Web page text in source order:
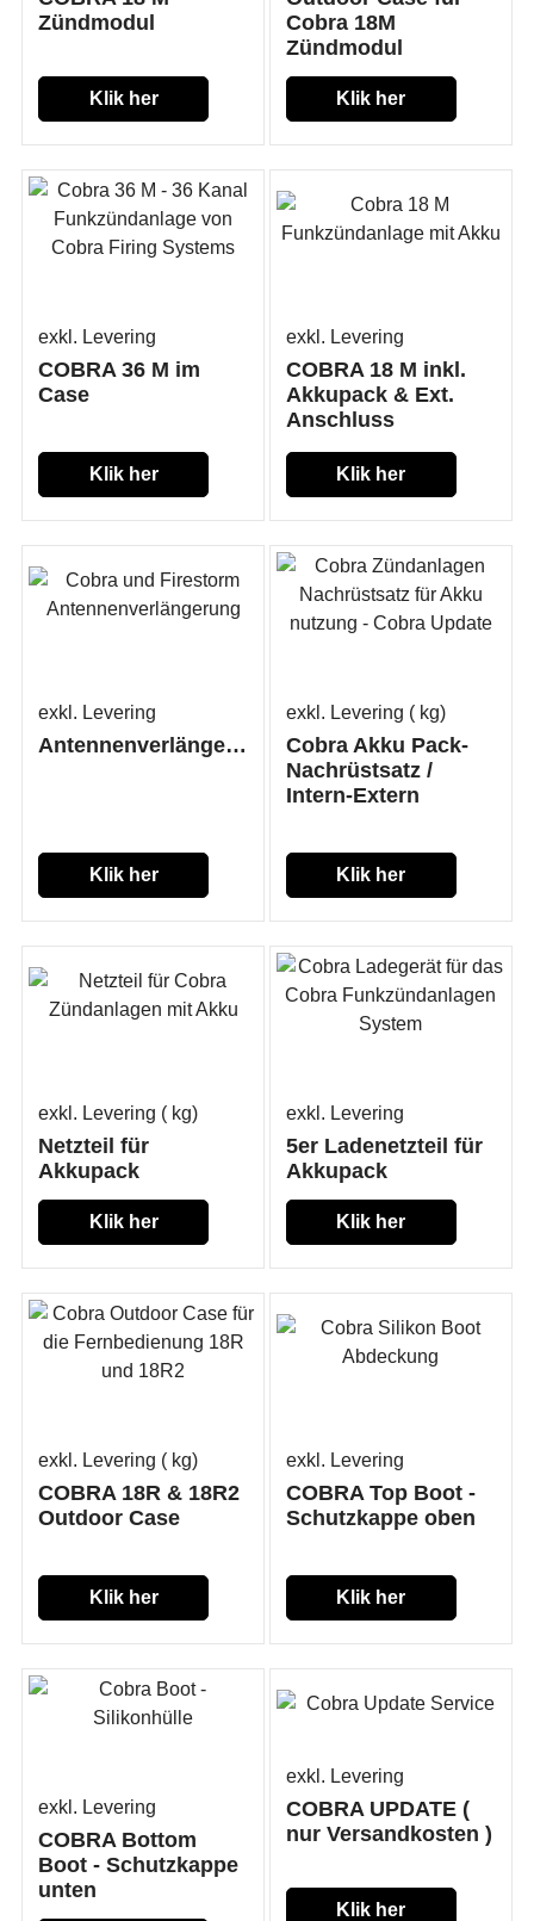
Zündmodul
Klik her
Cobra 18M
Zündmodul
Klik her
exkl. Levering
COBRA 36 M im
Case
Klik her
exkl. Levering
COBRA 18 M inkl.
Akkupack & Ext.
Anschluss
Klik her
exkl. Levering
Antennenverlängerung
Klik her
exkl. Levering kg
Cobra Akku Pack-
Nachrüstsatz /
Intern-Extern
Klik her
exkl. Levering kg
Netzteil für
Akkupack
Klik her
exkl. Levering
5er Ladenetzteil für
Akkupack
Klik her
exkl. Levering kg
COBRA 18R & 18R2
Outdoor Case
Klik her
exkl. Levering
COBRA Top Boot -
Schutzkappe oben
Klik her
exkl. Levering
COBRA Bottom
Boot - Schutzkappe
unten
exkl. Levering
COBRA UPDATE (
nur Versandkosten )
Klik her